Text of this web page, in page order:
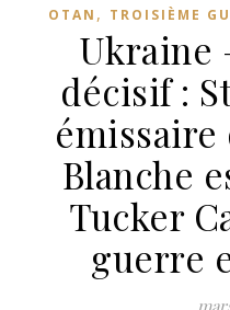
OTAN , TROISIÈME
Ukraine
décisif :
émissaire
Blanche
Tucker
guerre